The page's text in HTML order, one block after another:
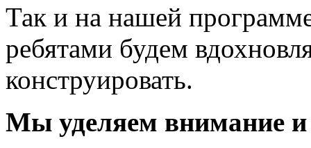
Так и на нашей
ребятами будем
конструировать.
Мы уделяем внимание